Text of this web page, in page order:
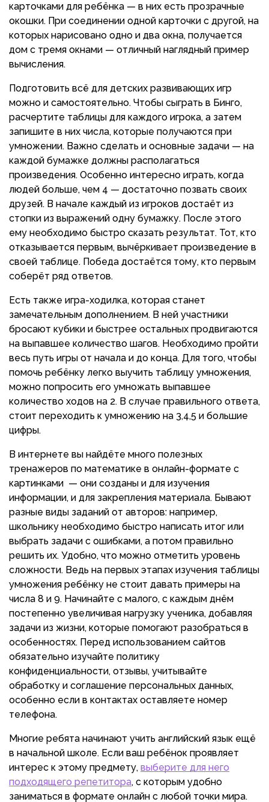
карточками для ребёнка — в них есть прозрачные
окошки. При соединении одной карточки с другой, на
которых нарисовано одно и два окна, получается
дом с тремя окнами — отличный наглядный пример
вычисления.
Подготовить всё для детских развивающих игр
можно и самостоятельно. Чтобы сыграть в Бинго,
расчертите таблицы для каждого игрока, а затем
запишите в них числа, которые получаются при
умножении. Важно сделать и основные задачи — на
каждой бумажке должны располагаться
произведения. Особенно интересно играть, когда
людей больше, чем 4 — достаточно позвать своих
друзей. В начале каждый из игроков достаёт из
стопки из выражений одну бумажку. После этого
ему необходимо быстро сказать результат. Тот, кто
отказывается первым, вычёркивает произведение в
своей таблице. Победа достаётся тому, кто первым
соберёт ряд ответов.
Есть также игра-ходилка, которая станет
замечательным дополнением. В ней участники
бросают кубики и быстрее остальных продвигаются
на выпавшее количество шагов. Необходимо пройти
весь путь игры от начала и до конца. Для того, чтобы
помочь ребёнку легко выучить таблицу умножения,
можно попросить его умножать выпавшее
количество ходов на 2. В случае правильного ответа,
стоит переходить к умножению на 3,4,5 и большие
цифры.
В интернете вы найдёте много полезных
тренажеров по математике в онлайн-формате с
картинками — они созданы и для изучения
информации, и для закрепления материала. Бывают
разные виды заданий от авторов: например,
школьнику необходимо быстро написать итог или
выбрать задачи с ошибками, а потом правильно
решить их. Удобно, что можно отметить уровень
сложности. Ведь на первых этапах изучения таблицы
умножения ребёнку не стоит давать примеры на
числа 8 и 9. Начинайте с малого, с каждым днём
постепенно увеличивая нагрузку ученика, добавляя
задачи из жизни, которые помогают разобраться в
особенностях. Перед использованием сайтов
обязательно изучайте политику
конфиденциальности, отзывы, учитывайте
обработку и соглашение персональных данных,
особенно если в контактах оставляете номер
телефона.
Многие ребята начинают учить английский язык ещё
в начальной школе. Если ваш ребёнок проявляет
интерес к этому предмету, выберите для него
подходящего репетитора, с которым удобно
заниматься в формате онлайн с любой точки мира.